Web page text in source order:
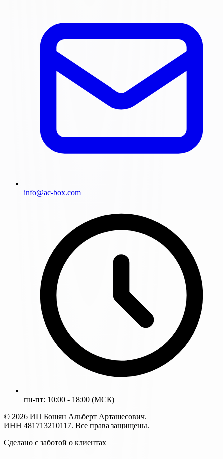
info@ac-box.com
пн-пт: 10:00 - 18:00 (МСК)
© 2026 ИП Бошян Альберт Арташесович.
ИНН 481713210117. Все права защищены.
Сделано с заботой о клиентах